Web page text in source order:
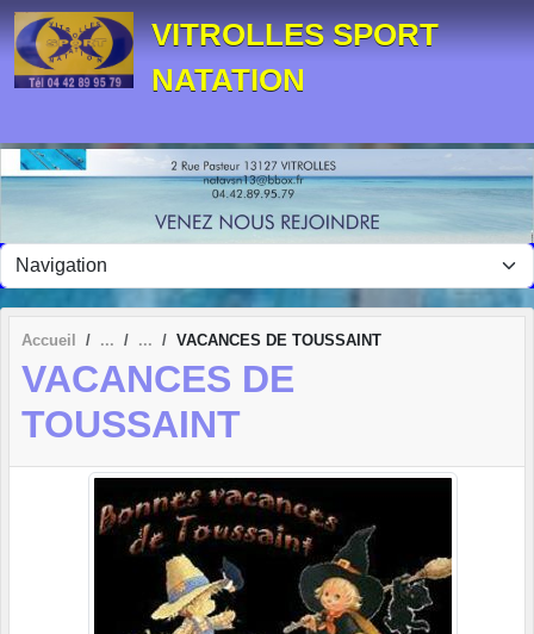
VITROLLES SPORT
NATATION
Accueil VACANCES DE TOUSSAINT
VACANCES DE
TOUSSAINT
Panneau de gestion des cookies